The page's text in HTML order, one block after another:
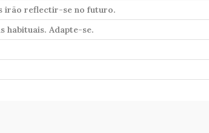
irão reflectir-se no futuro.
habituais. Adapte-se.